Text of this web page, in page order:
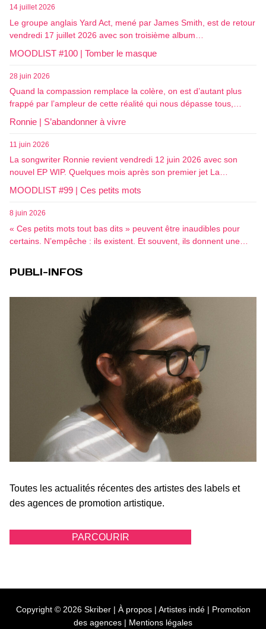
14 juillet 2026
Le groupe anglais Yard Act, mené par James Smith, est de retour
vendredi 17 juillet 2026 avec son troisième album…
MOODLIST #100 | Tomber le masque
28 juin 2026
Quand la compassion remplace la colère, on est d’autant plus
frappé par l’ampleur de cette réalité qui nous dépasse tous,…
Ronnie | S’abandonner à vivre
11 juin 2026
La songwriter Ronnie revient vendredi 12 juin 2026 avec son
nouvel EP WIP. Quelques mois après son premier jet La…
MOODLIST #99 | Ces petits mots
8 juin 2026
« Ces petits mots tout bas dits » peuvent être inaudibles pour
certains. N’empêche : ils existent. Et souvent, ils donnent une…
PUBLI-INFOS
Toutes les actualités récentes des artistes des labels et
des agences de promotion artistique.
PARCOURIR
Copyright © 2026 Skriber | À propos| Artistes indé| Promotion
des agences | Mentions légales